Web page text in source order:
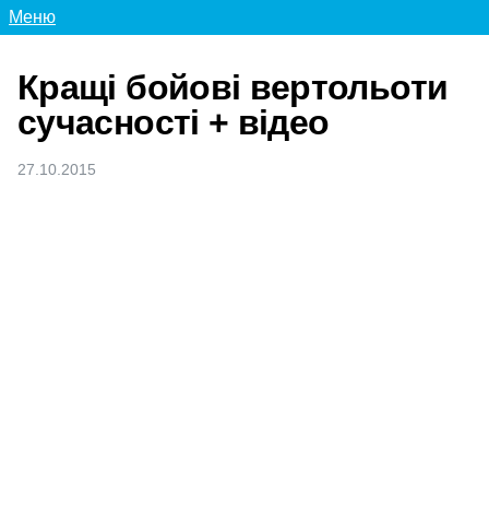
Меню
Кращі бойові вертольоти
сучасності + відео
27.10.2015